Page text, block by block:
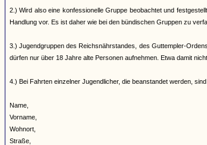
2.) Wird also eine konfessionelle Gruppe beobachtet und
Handlung vor. Es ist daher wie bei den bündischen Gruppen zu
3.) Jugendgruppen des Reichsnährstandes, des Guttempler-
dürfen nur über 18 Jahre alte Personen aufnehmen. Etwa damit
4.) Bei Fahrten einzelner Jugendlicher, die beanstandet werden,
Name,
Vorname,
Wohnort,
Straße,